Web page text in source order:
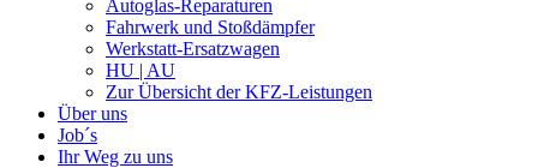
Autoglas-Reparaturen
Fahrwerk und Stoßdämpfer
Werkstatt-Ersatzwagen
HU | AU
Zur Übersicht der KFZ-Leistungen
Über uns
Job´s
Ihr Weg zu uns